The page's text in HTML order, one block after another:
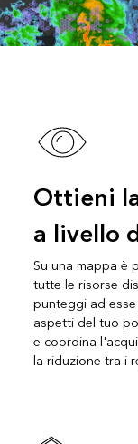
Ottieni
a livello
Su una mappa è
tutte le risorse
punteggi ad
aspetti del tuo
e coordina
la riduzione tra i